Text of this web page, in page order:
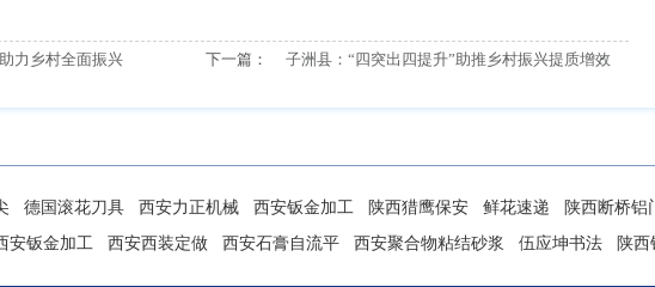
力乡村全面振兴 下一篇： 子洲县：“四突出四提升”助推乡村振兴提质增效
德国滚花刀具 西安力正机械 西安钣金加工 陕西猎鹰保安 鲜花速递 陕西断桥铝
安钣金加工 西安西装定做 西安石膏自流平 西安聚合物粘结砂浆 伍应坤书法 陕